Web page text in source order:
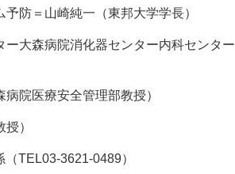
防＝山崎純一（東邦大学学長）
大森病院消化器センター内科センター
院医療安全管理部教授）
）
TEL03-3621-0489）